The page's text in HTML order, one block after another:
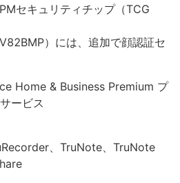
セキュリティチップ（TCG
）には、追加で顔認証セ
Home & Business Premium プ
ービス
、TruNote、TruNote